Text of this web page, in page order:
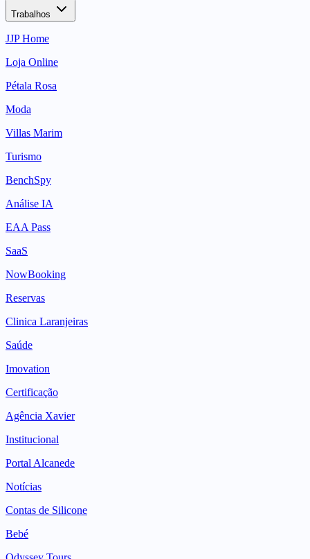
Trabalhos
JJP Home
Loja Online
Pétala Rosa
Moda
Villas Marim
Turismo
BenchSpy
Análise IA
EAA Pass
SaaS
NowBooking
Reservas
Clinica Laranjeiras
Saúde
Imovation
Certificação
Agência Xavier
Institucional
Portal Alcanede
Notícias
Contas de Silicone
Bebé